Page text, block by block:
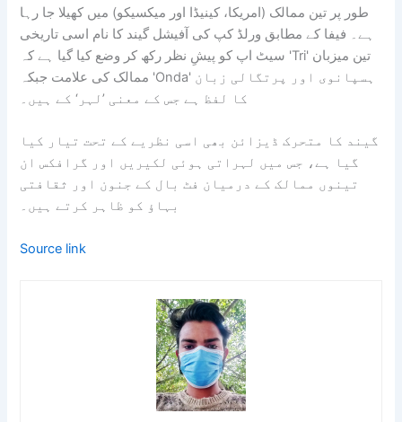
طور پر تین ممالک (امریکا، کینیڈا اور میکسیکو) میں کھیلا جا رہا
ہے۔ فیفا کے مطابق ورلڈ کپ کی آفیشل گیند کا نام اسی تاریخی
سیٹ اپ کو پیشِ نظر رکھ کر وضع کیا گیا ہے کہ 'Tri' تین میزبان
ممالک کی علامت جبکہ 'Onda' ہسپانوی اور پرتگالی زبان
کا لفظ ہے جس کے معنی ’لہر‘ کے ہیں۔
گیند کا متحرک ڈیزائن بھی اسی نظریے کے تحت تیار کیا
گیا ہے، جس میں لہراتی ہوئی لکیریں اور گرافکس ان
تینوں ممالک کے درمیان فٹ بال کے جنون اور ثقافتی
بہاؤ کو ظاہر کرتے ہیں۔
Source link